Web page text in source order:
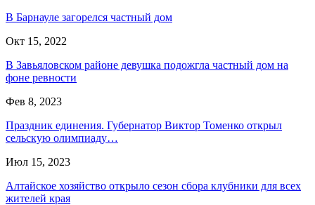
В Барнауле загорелся частный дом
Окт 15, 2022
В Завьяловском районе девушка подожгла частный дом на
фоне ревности
Фев 8, 2023
Праздник единения. Губернатор Виктор Томенко открыл
сельскую олимпиаду…
Июл 15, 2023
Алтайское хозяйство открыло сезон сбора клубники для всех
жителей края